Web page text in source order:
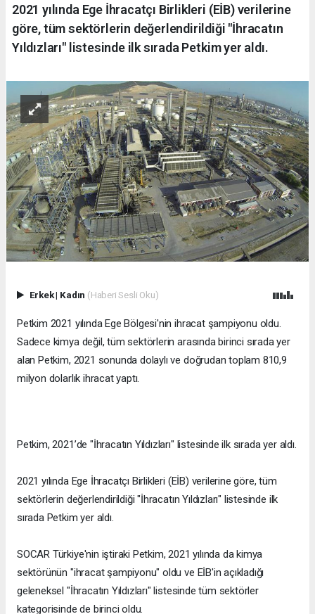
2021 yılında Ege İhracatçı Birlikleri (EİB) verilerine
göre, tüm sektörlerin değerlendirildiği "İhracatın
Yıldızları" listesinde ilk sırada Petkim yer aldı.
Erkek| Kadın (Haberi Sesli Oku)
Petkim 2021 yılında Ege Bölgesi'nin ihracat şampiyonu oldu.
Sadece kimya değil, tüm sektörlerin arasında birinci sırada yer
alan Petkim, 2021 sonunda dolaylı ve doğrudan toplam 810,9
milyon dolarlık ihracat yaptı.
Petkim, 2021’de "İhracatın Yıldızları" listesinde ilk sırada yer aldı.
2021 yılında Ege İhracatçı Birlikleri (EİB) verilerine göre, tüm
sektörlerin değerlendirildiği "İhracatın Yıldızları" listesinde ilk
sırada Petkim yer aldı.
SOCAR Türkiye'nin iştiraki Petkim, 2021 yılında da kimya
sektörünün "ihracat şampiyonu" oldu ve EİB'in açıkladığı
geleneksel "İhracatın Yıldızları" listesinde tüm sektörler
kategorisinde de birinci oldu.